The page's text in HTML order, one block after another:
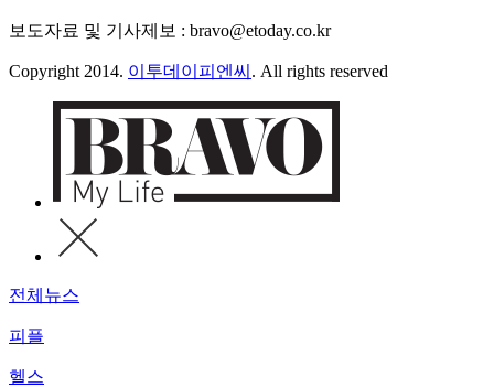
보도자료 및 기사제보 : bravo@etoday.co.kr
Copyright 2014. 이투데이피엔씨 . All rights reserved
전체뉴스
피플
헬스